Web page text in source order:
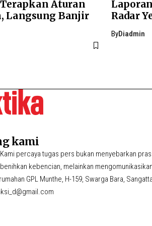
Aturan
Langsung Banjir
Radar
ByDiadmin
kami
Kami percaya tugas pers bukan menyebarkan
kebencian, melainkan
GPL Munthe, H-159, Swarga Bara,